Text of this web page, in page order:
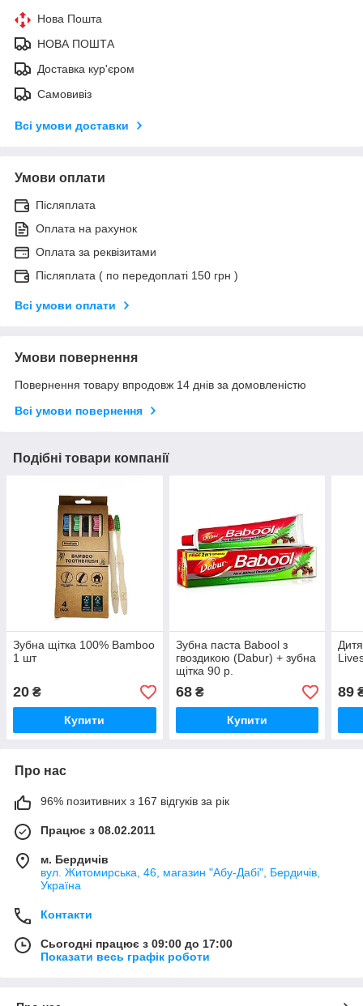
Нова Пошта
НОВА ПОШТА
Доставка кур'єром
Самовивіз
Всі умови доставки
Умови оплати
Післяплата
Оплата на рахунок
Оплата за реквізитами
Післяплата ( по передоплаті 150 грн )
Всі умови оплати
Умови повернення
Повернення товару впродовж 14 днів за домовленістю
Всі умови повернення
Подібні товари компанії
Зубна щітка 100% Bamboo
1 шт
20 ₴
Купити
Зубна паста Babool з
гвоздикою (Dabur) + зубна
щітка 90 р.
68₴
Купити
89
Про нас
96% позитивних з 167 відгуків за рік
Працює з 08.02.2011
м. Бердичів
вул. Житомирська, 46, магазин "Абу-Дабі", Бердичів,
Україна
Контакти
Сьогодні працює з 09:00 до 17:00
Показати весь графік роботи